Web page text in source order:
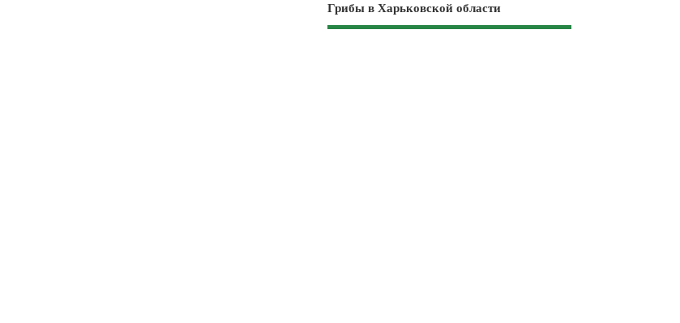
Грибы в Харьковской области